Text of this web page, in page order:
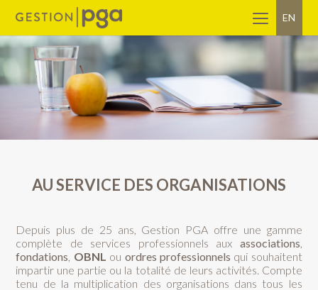
EN
AU SERVICE DES ORGANISATIONS
Depuis plus de 25 ans, Gestion PGA offre une gamme
complète de services professionnels aux associations,
fondations, OBNL ou ordres professionnels qui souhaitent
impartir une partie ou la totalité de leurs activités. Compte
tenu de la multiplication des organisations dans tous les